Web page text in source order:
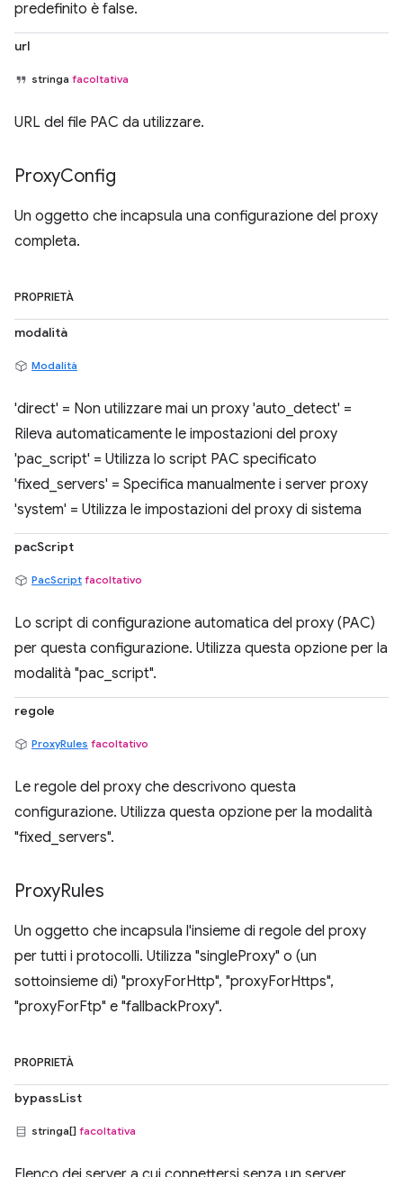
predefinito è false.
url
stringa facoltativa
URL del file PAC da utilizzare.
ProxyConfig
Un oggetto che incapsula una configurazione del proxy
completa.
PROPRIETÀ
modalità
Modalità
'direct' = Non utilizzare mai un proxy 'auto_detect' =
Rileva automaticamente le impostazioni del proxy
'pac_script' = Utilizza lo script PAC specificato
'fixed_servers' = Specifica manualmente i server proxy
'system' = Utilizza le impostazioni del proxy di sistema
pacScript
PacScript facoltativo
Lo script di configurazione automatica del proxy (PAC)
per questa configurazione. Utilizza questa opzione per la
modalità "pac_script".
regole
ProxyRules facoltativo
Le regole del proxy che descrivono questa
configurazione. Utilizza questa opzione per la modalità
"fixed_servers".
ProxyRules
Un oggetto che incapsula l'insieme di regole del proxy
per tutti i protocolli. Utilizza "singleProxy" o (un
sottoinsieme di) "proxyForHttp", "proxyForHttps",
"proxyForFtp" e "fallbackProxy".
PROPRIETÀ
bypassList
stringa[] facoltativa